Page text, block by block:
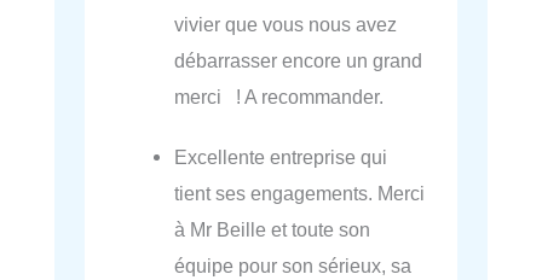
vivier que vous nous avez
débarrasser encore un grand
merci ! A recommander.
Excellente entreprise qui
tient ses engagements. Merci
à Mr Beille et toute son
équipe pour son sérieux, sa